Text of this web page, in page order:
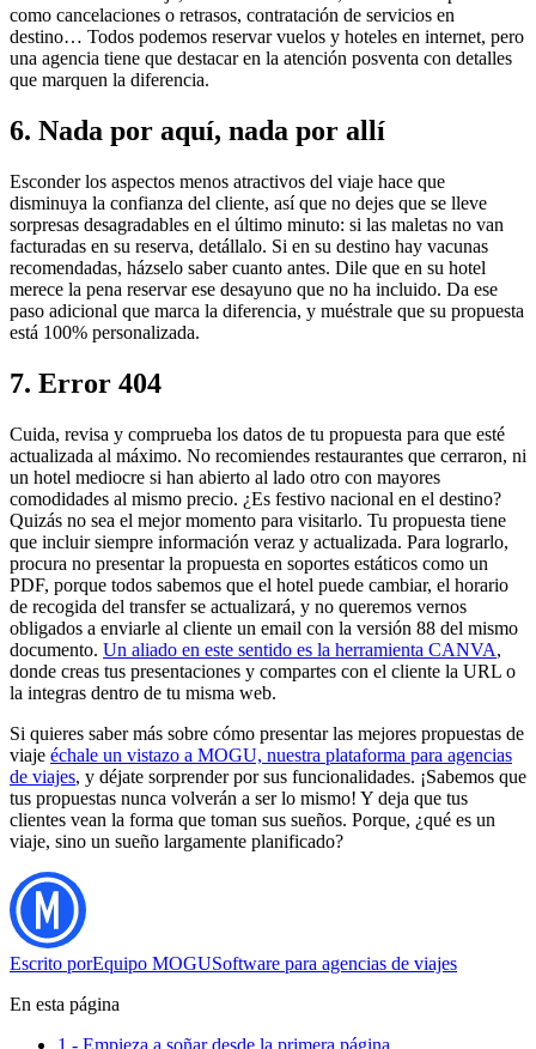
como cancelaciones o retrasos, contratación de servicios en
destino… Todos podemos reservar vuelos y hoteles en internet, pero
una agencia tiene que destacar en la atención posventa con detalles
que marquen la diferencia.
6. Nada por aquí, nada por allí
Esconder los aspectos menos atractivos del viaje hace que
disminuya la confianza del cliente, así que no dejes que se lleve
sorpresas desagradables en el último minuto: si las maletas no van
facturadas en su reserva, detállalo. Si en su destino hay vacunas
recomendadas, házselo saber cuanto antes. Dile que en su hotel
merece la pena reservar ese desayuno que no ha incluido. Da ese
paso adicional que marca la diferencia, y muéstrale que su propuesta
está 100% personalizada.
7. Error 404
Cuida, revisa y comprueba los datos de tu propuesta para que esté
actualizada al máximo. No recomiendes restaurantes que cerraron, ni
un hotel mediocre si han abierto al lado otro con mayores
comodidades al mismo precio. ¿Es festivo nacional en el destino?
Quizás no sea el mejor momento para visitarlo. Tu propuesta tiene
que incluir siempre información veraz y actualizada. Para lograrlo,
procura no presentar la propuesta en soportes estáticos como un
PDF, porque todos sabemos que el hotel puede cambiar, el horario
de recogida del transfer se actualizará, y no queremos vernos
obligados a enviarle al cliente un email con la versión 88 del mismo
documento. Un aliado en este sentido es la herramienta CANVA,
donde creas tus presentaciones y compartes con el cliente la URL o
la integras dentro de tu misma web.
Si quieres saber más sobre cómo presentar las mejores propuestas de
viaje échale un vistazo a MOGU, nuestra plataforma para agencias
de viajes, y déjate sorprender por sus funcionalidades. ¡Sabemos que
tus propuestas nunca volverán a ser lo mismo! Y deja que tus
clientes vean la forma que toman sus sueños. Porque, ¿qué es un
viaje, sino un sueño largamente planificado?
Escrito porEquipo MOGUSoftware para agencias de viajes
En esta página
1.- Empieza a soñar desde la primera página